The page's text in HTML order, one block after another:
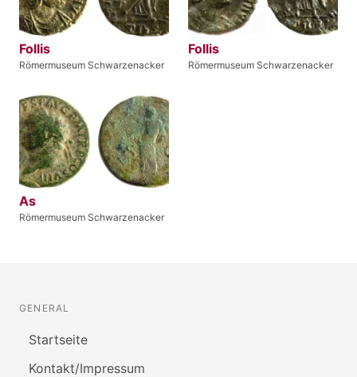
Follis
Römermuseum Schwarzenacker
Follis
Römermuseum Schwarzenacker
As
Römermuseum Schwarzenacker
GENERAL
Startseite
Kontakt/Impressum